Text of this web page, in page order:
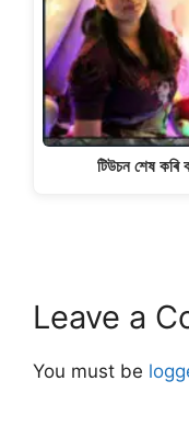
টিউচন শেষ কৰি
Leave a
You must be